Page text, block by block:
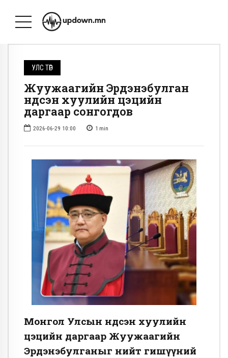
УЛС ТӨР
Жуужаагийн Эрдэнэбулган
Үндсэн хуулийн цэцийн
даргаар сонгогдов
2026-06-29 10:00 1 min
Монгол Улсын Үндсэн хуулийн
цэцийн даргаар Жуужаагийн
Эрдэнэбулганыг нийт гишүүний